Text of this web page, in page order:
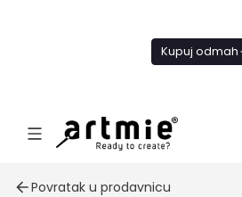
Kupuj odmah
Povratak u prodavnicu